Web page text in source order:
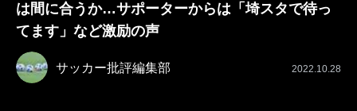
は間に合うか…サポーターからは「埼スタで待っ
てます」など激励の声
サッカー批評編集部 2022.10.28